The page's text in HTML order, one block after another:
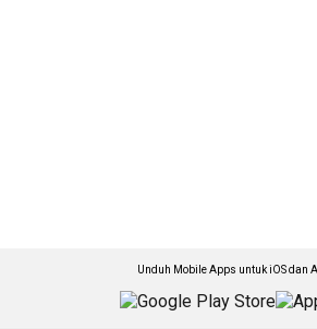
Unduh Mobile Apps untuk iOS dan